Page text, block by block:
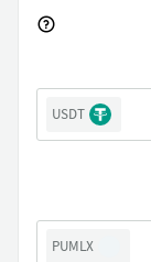
USDT
PUMLX